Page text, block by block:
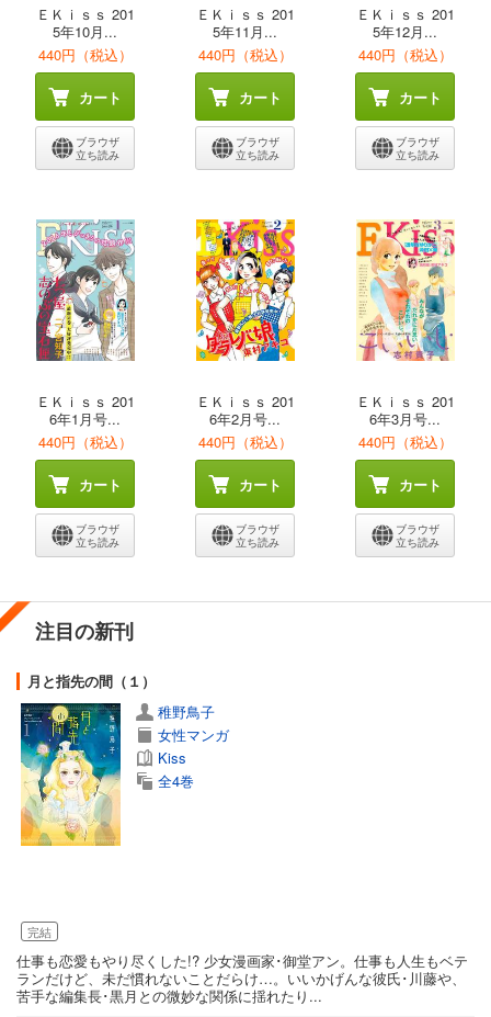
ＥＫｉｓｓ 201
5年10月...
440円（税込）
カート
ブラウザ
立ち読み
ＥＫｉｓｓ 201
5年11月...
440円（税込）
カート
ブラウザ
立ち読み
ＥＫｉｓｓ 201
5年12月...
440円（税込）
カート
ブラウザ
立ち読み
ＥＫｉｓｓ 201
6年1月号...
440円（税込）
カート
ブラウザ
立ち読み
ＥＫｉｓｓ 201
6年2月号...
440円（税込）
カート
ブラウザ
立ち読み
ＥＫｉｓｓ 201
6年3月号...
440円（税込）
カート
ブラウザ
立ち読み
注目の新刊
月と指先の間（１）
完結
稚野鳥子
女性マンガ
Kiss
全4巻
仕事も恋愛もやり尽くした!? 少女漫画家･御堂アン。仕事も人生もベテ
ランだけど、未だ慣れないことだらけ…。いいかげんな彼氏･川藤や、
苦手な編集長･黒月との微妙な関係に揺れたり...